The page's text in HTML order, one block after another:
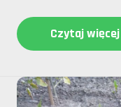
Czytaj więcej